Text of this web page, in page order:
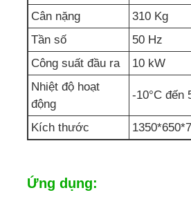
Cân nặng
310 Kg
Tần số
50 Hz
Công suất đầu ra
10 kW
Nhiệt độ hoạt
động
-10°C đến
Kích thước
Ứng dụng: